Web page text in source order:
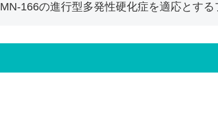
MN-166の進行型多発性硬化症を適応とす